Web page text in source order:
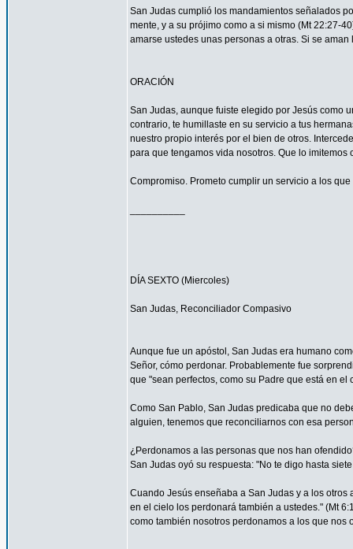
San Judas cumplió los mandamientos señalados
mente, y a su prójimo como a si mismo (Mt 22:27-
amarse ustedes unas personas a otras. Si se
ORACIÓN
San Judas, aunque fuiste elegido por Jesús como
contrario, te humillaste en su servicio a tus
nuestro propio interés por el bien de otros.
para que tengamos vida nosotros. Que lo
Compromiso. Prometo cumplir un servicio a los
DÍA SEXTO (Miercoles)
San Judas, Reconciliador Compasivo
Aunque fue un apóstol, San Judas era humano
Señor, cómo perdonar. Probablemente fue
que "sean perfectos, como su Padre que está en el
Como San Pablo, San Judas predicaba que no
alguien, tenemos que reconciliarnos con esa
¿Perdonamos a las personas que nos han
San Judas oyó su respuesta: "No te digo hasta
Cuando Jesús enseñaba a San Judas y a los
en el cielo los perdonará también a ustedes." (Mt
como también nosotros perdonamos a los que nos